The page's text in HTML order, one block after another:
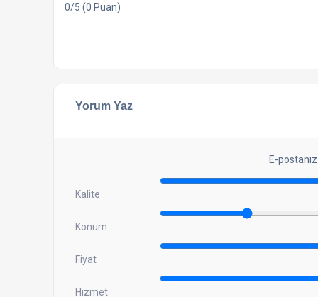
0/5 (0 Puan)
Yorum Yaz
E-
Kalite
Konum
Fiyat
Hizmet